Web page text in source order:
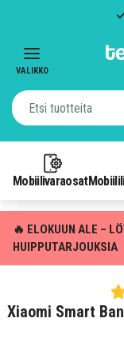
VALIKKO
Mobiilivaraosat
🔥 ELOKUUN ALE –
HUIPPUTARJOUKSIA
Xiaomi Smart